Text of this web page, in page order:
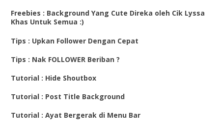
Freebies : Background Yang Cute Direka oleh Cik Lyssa
Khas Untuk Semua :)
Tips : Upkan Follower Dengan Cepat
Tips : Nak FOLLOWER Beriban ?
Tutorial : Hide Shoutbox
Tutorial : Post Title Background
Tutorial : Ayat Bergerak di Menu Bar